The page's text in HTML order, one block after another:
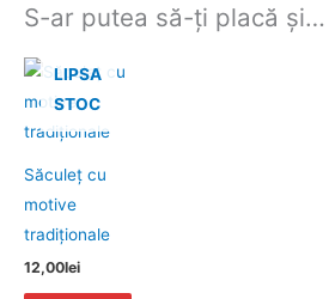
S-ar putea să-ți placă și…
LIPSA
STOC
Săculeţ cu
motive
tradiţionale
12,00lei